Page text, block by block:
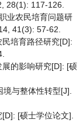
28(1): 117-126.
业农民培育问题研
41(3): 57-62.
培育路径研究[D]:
的影响研究[D]: [硕
与整体性转型[J].
[硕士学位论文].